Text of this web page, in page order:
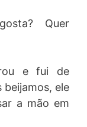
Quer
e fui de
ele
a mão em